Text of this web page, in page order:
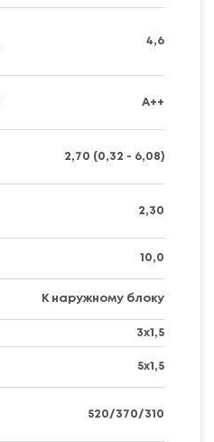
4,6
A++
2,70 (0,32 - 6,08)
2,30
10,0
К наружному блоку
3x1,5
5x1,5
520/370/310